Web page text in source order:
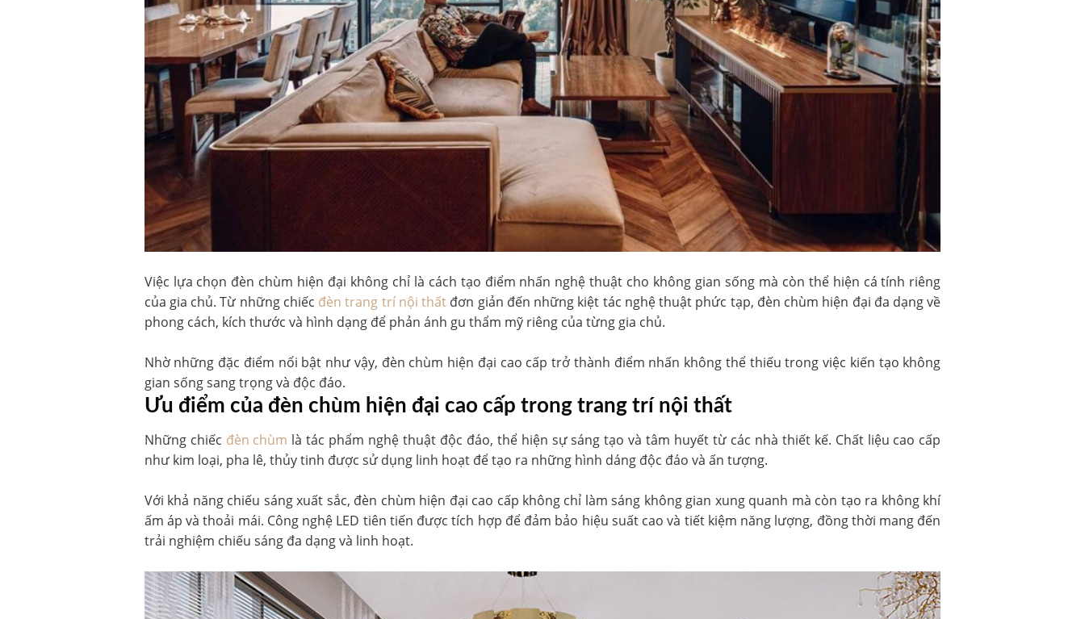
Việc lựa chọn đèn chùm hiện đại không chỉ là cách tạo điểm nhấn nghệ thuật cho không gian sống mà còn thể hiện cá tính riêng
của gia chủ. Từ những chiếc đèn trang trí nội thất đơn giản đến những kiệt tác nghệ thuật phức tạp, đèn chùm hiện đại đa dạng về
phong cách, kích thước và hình dạng để phản ánh gu thẩm mỹ riêng của từng gia chủ.
Nhờ những đặc điểm nổi bật như vậy, đèn chùm hiện đại cao cấp trở thành điểm nhấn không thể thiếu trong việc kiến tạo không
gian sống sang trọng và độc đáo.
Ưu điểm của đèn chùm hiện đại cao cấp trong trang trí nội thất
Những chiếc đèn chùm là tác phẩm nghệ thuật độc đáo, thể hiện sự sáng tạo và tâm huyết từ các nhà thiết kế. Chất liệu cao cấp
như kim loại, pha lê, thủy tinh được sử dụng linh hoạt để tạo ra những hình dáng độc đáo và ấn tượng.
Với khả năng chiếu sáng xuất sắc, đèn chùm hiện đại cao cấp không chỉ làm sáng không gian xung quanh mà còn tạo ra không khí
ấm áp và thoải mái. Công nghệ LED tiên tiến được tích hợp để đảm bảo hiệu suất cao và tiết kiệm năng lượng, đồng thời mang đến
trải nghiệm chiếu sáng đa dạng và linh hoạt.